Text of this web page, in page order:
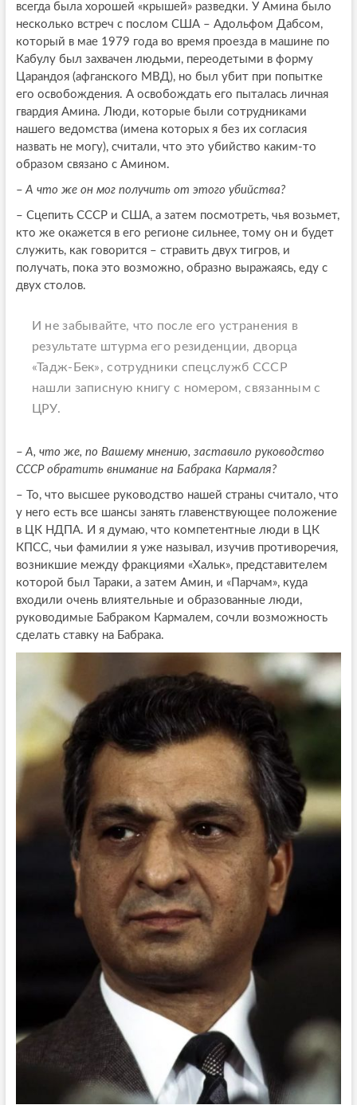
всегда была хорошей «крышей» разведки. У Амина было
несколько встреч с послом США – Адольфом Дабсом,
который в мае 1979 года во время проезда в машине по
Кабулу был захвачен людьми, переодетыми в форму
Царандоя (афганского МВД), но был убит при попытке
его освобождения. А освобождать его пыталась личная
гвардия Амина. Люди, которые были сотрудниками
нашего ведомства (имена которых я без их согласия
назвать не могу), считали, что это убийство каким-то
образом связано с Амином.
– А что же он мог получить от этого убийства?
– Сцепить СССР и США, а затем посмотреть, чья возьмет,
кто же окажется в его регионе сильнее, тому он и будет
служить, как говорится – стравить двух тигров, и
получать, пока это возможно, образно выражаясь, еду с
двух столов.
И не забывайте, что после его устранения в
результате штурма его резиденции, дворца
«Тадж-Бек», сотрудники спецслужб СССР
нашли записную книгу с номером, связанным с
ЦРУ.
– А, что же, по Вашему мнению, заставило руководство
СССР обратить внимание на Бабрака Кармаля?
– То, что высшее руководство нашей страны считало, что
у него есть все шансы занять главенствующее положение
в ЦК НДПА. И я думаю, что компетентные люди в ЦК
КПСС, чьи фамилии я уже называл, изучив противоречия,
возникшие между фракциями «Хальк», представителем
которой был Тараки, а затем Амин, и «Парчам», куда
входили очень влиятельные и образованные люди,
руководимые Бабраком Кармалем, сочли возможность
сделать ставку на Бабрака.